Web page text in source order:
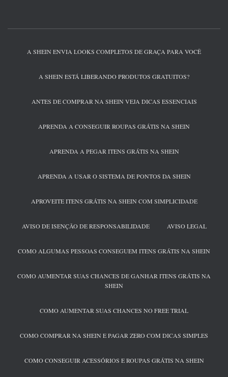
A SHEIN ENVIA LOOKS COMPLETOS DE GRAÇA PARA VOCÊ
A SHEIN ESTÁ LIBERANDO PRODUTOS GRATUITOS?
ANTES DE COMPRAR NA SHEIN VEJA DICAS ESSENCIAIS
APRENDA A CONSEGUIR ROUPAS GRÁTIS NA SHEIN
APRENDA A PEGAR ITENS GRÁTIS NA SHEIN
APRENDA A USAR O SISTEMA DE PONTOS DA SHEIN
APROVEITE ITENS GRÁTIS NA SHEIN COM SIMPLICIDADE
AVISO DE ISENÇÃO DE RESPONSABILIDADE AVISO LEGAL
COMO ALGUMAS PESSOAS CONSEGUEM ITENS GRÁTIS NA SHEIN
COMO AUMENTAR SUAS CHANCES DE GANHAR ITENS GRÁTIS NA
SHEIN
COMO AUMENTAR SUAS CHANCES NO FREE TRIAL
COMO COMPRAR NA SHEIN E PAGAR ZERO COM DICAS SIMPLES
COMO CONSEGUIR ACESSÓRIOS E ROUPAS GRÁTIS NA SHEIN